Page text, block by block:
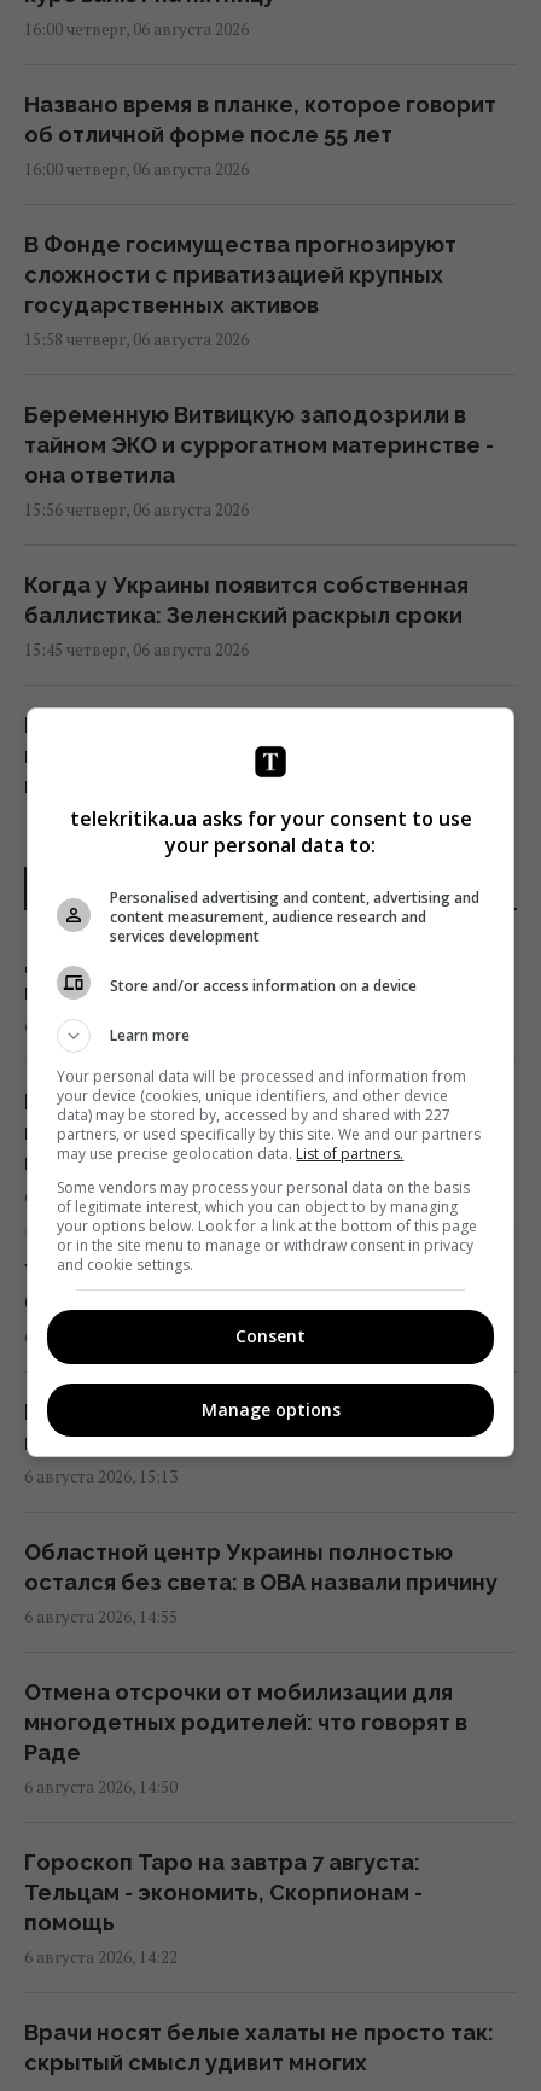
16:00 четверг, 06 августа 2026
Названо время в планке, которое говорит
об отличной форме после 55 лет
16:00 четверг, 06 августа 2026
В Фонде госимущества прогнозируют
сложности с приватизацией крупных
государственных активов
15:58 четверг, 06 августа 2026
Беременную Витвицкую заподозрили в
тайном ЭКО и суррогатном материнстве -
она ответила
15:56 четверг, 06 августа 2026
Когда у Украины появится собственная
баллистика: Зеленский раскрыл сроки
15:45 четверг, 06 августа 2026
Во Вьетнаме обнаружили самую большую
пещеру: в ней может поместиться
небоскреб и Boeing 747
15:42 четверг, 06 августа 2026
Rockstar анонсировала новый трейлер и
геймплей GTA 6 – его покажут на Netflix
В Румынии уже знают, куда РФ нанесет
удар в следующий раз, – СМИ
15:40 четверг, 06 августа 2026
Пять знаков Зодиака получат знак судьбы:
число ангела 8/6 принесет им удачу
15:40 четверг, 06 августа 2026
Украинец в Германии шпионил за
оборонным предприятием, его задержали
15:34 четверг, 06 августа 2026
Перевод денег на карту становится
вызовом: какие необычные новации вводят
15:34 четверг, 06 августа 2026
Россия может использовать украинские
литовская разведка
15:33 четверг, 06 августа 2026
Почему мы часто просыпаемся именно в 3
15:30 четверг, 06 августа 2026
Россия срочно ищет замену своим
"Искандарам": эксперт указал причину
Apple готовит революцию: AirPods с
ПОСЛЕДНИЕ НОВОСТИ
Доллар и евро стремительно дорожают:
новый курс валют на 7 августа
6 августа 2026, 15:58
РФ ударила по Днепропетровщине: есть
погибшие, ранения и разрушения
инфраструктуры
6 августа 2026, 15:57
У сына путинистки Валерии случилась
беда: что произошло
6 августа 2026, 15:28
Плодовые мушки исчезнут мгновенно:
какие 2 продукта нужно положить на кухне
6 августа 2026, 15:13
Областной центр Украины полностью
остался без света: в ОВА назвали причину
6 августа 2026, 14:55
Отмена отсрочки от мобилизации для
многодетных родителей: что говорят в
Раде
6 августа 2026, 14:50
Гороскоп Таро на завтра 7 августа:
Тельцам - экономить, Скорпионам -
помощь
6 августа 2026, 14:22
Врачи носят белые халаты не просто так:
скрытый смысл удивит многих
telekritika.ua asks for your consent to use
your personal data to:
Personalised advertising and content, advertising and
content measurement, audience research and
services development
Store and/or access information on a device
Learn more
Your personal data will be processed and information from
your device (cookies, unique identifiers, and other device
data) may be stored by, accessed by and shared with 227
partners, or used specifically by this site. We and our partners
may use precise geolocation data. List of partners.
Some vendors may process your personal data on the basis
of legitimate interest, which you can object to by managing
your options below. Look for a link at the bottom of this page
or in the site menu to manage or withdraw consent in privacy
and cookie settings.
Consent
Manage options